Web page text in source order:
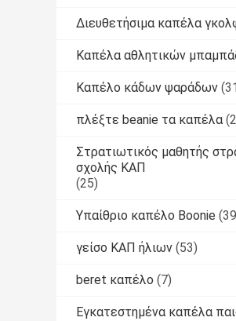
Διευθετήσιμα καπέλα
Καπέλα αθλητικών
Καπέλο κάδων ψαράδων
πλέξτε beanie τα καπέλα
Στρατιωτικός μαθητής
σχολής ΚΑΠ
(25)
Υπαίθριο καπέλο Boonie
γείσο ΚΑΠ ήλιων (53)
beret καπέλο (7)
Εγκατεστημένα καπέλα